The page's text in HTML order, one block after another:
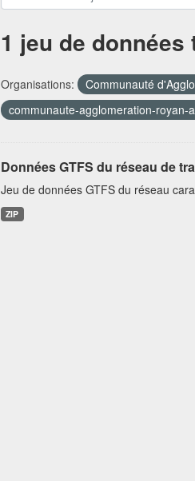
1 jeu de données
Organisations: Communauté
communaute-agglomeration-royan-
Données GTFS du réseau de
Jeu de données GTFS du réseau
ZIP